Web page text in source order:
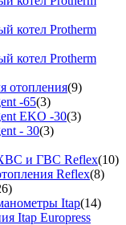
котел Protherm
котел Protherm
отопления(9)
-65(3)
EKO -30(3)
- 30(3)
и ГВС Reflex(10)
Reflex(8)
Itap(14)
Itap Europress